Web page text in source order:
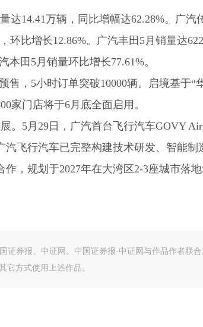
达14.41万辆，同比增幅达62.28%。广汽
环比增长12.86%。广汽丰田5月销量达
本田5月销量环比增长77.61%。
售，5小时订单突破10000辆。启境基于“
家门店将于6月底全面启用。
。5月29日，广汽首台飞行汽车GOVY
飞行汽车已完整构建技术研发、智能制
，规划于2027年在大湾区2-3座城市落
证券报、中证网。中国证券报·中证网与作品作者联
它方式使用上述作品。